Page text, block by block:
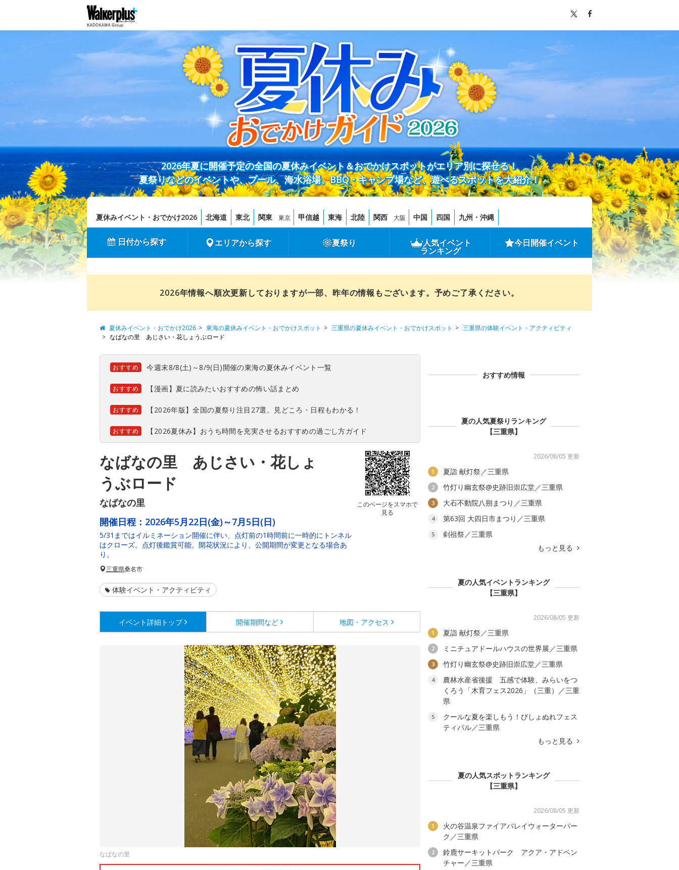
2026年夏に開催予定の全国の夏休みイベント＆おでかけスポットがエリア別に探せる！
夏祭りなどのイベントや、プール、海水浴場、BBQ・キャンプ場など、遊べるスポットを大紹介！
夏休みイベント・おでかけ2026 北海道 東北 関東 東京 甲信越 東海 北陸 関西 大阪 中国 四国 九州・沖縄
日付から探す エリアから探す 夏祭り 人気イベント
ランキング
今日開催イベント
2026年情報へ順次更新しておりますが一部、昨年の情報もございます。予めご了承ください。
夏休みイベント・おでかけ2026 東海の夏休みイベント・おでかけスポット 三重県の夏休みイベント・おでかけスポット
三重県の体験イベント・アクティビティ
なばなの里 あじさい・花しょうぶロード
おすすめ 今週末8/8(土)～8/9(日)開催の東海の夏休みイベント一覧
おすすめ 【漫画】夏に読みたいおすすめの怖い話まとめ
おすすめ 【2026年版】全国の夏祭り注目27選。見どころ・日程もわかる！
おすすめ 【2026夏休み】おうち時間を充実させるおすすめの過ごし方ガイド
なばなの里 あじさい・花しょ
うぶロード
なばなの里
このページをスマホで
見る
開催日程： 2026年5月22日(金)～7月5日(日)
5/31まではイルミネーション開催に伴い、点灯前の1時間前に一時的にトンネル
はクローズ。点灯後鑑賞可能。開花状況により、公開期間が変更となる場合あ
り。
三重県桑名市
体験イベント・アクティビティ
イベント詳細 トップ 開催期間など 地図・アクセス
なばなの里
おすすめ情報
夏の人気夏祭りランキング
【三重県】
2026/08/05 更新
1 夏詣 献灯祭／三重県
2 竹灯り幽玄祭@史跡旧崇広堂／三重県
3 大石不動院八朔まつり／三重県
4 第63回 大四日市まつり／三重県
5
剣祖祭／三重県
もっと見る
夏の人気イベントランキング
【三重県】
2026/08/05 更新
1 夏詣 献灯祭／三重県
2 ミニチュアドールハウスの世界展／三重県
3 竹灯り幽玄祭@史跡旧崇広堂／三重県
4
農林水産省後援 五感で体験、みらいをつ
くろう「木育フェス2026」（三重）／三重
県
5
クールな夏を楽しもう！びしょぬれフェス
ティバル／三重県
もっと見る
夏の人気スポットランキング
【三重県】
2026/08/05 更新
1
火の谷温泉ファイアバレイウォーターパー
ク／三重県
2
鈴鹿サーキットパーク アクア・アドベン
チャー／三重県